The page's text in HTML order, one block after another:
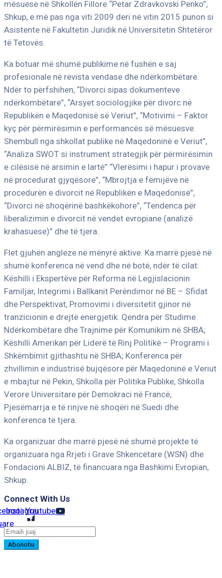
mësuese në Shkollën Fillore “Petar Zdravkovski Penko”,
Shkup, e më pas nga viti 2009 deri në vitin 2015 punon si
Asistente në Fakultetin Juridik në Universitetin Shtetëror
të Tetovës.
Ka botuar më shumë publikime në fushën e saj
profesionale në revista vendase dhe ndërkombëtare.
Ndër to përfshihen, “Divorci sipas dokumenteve
ndërkombëtare”, “Arsyet sociologjike për divorc në
Republikën e Maqedonisë së Veriut”, “Motivimi – Faktor
kyç për përmirësimin e performancës së mësuesve:
Shembull nga shkollat publike në Maqedoninë e Veriut”,
“Analiza SWOT si instrument strategjik për përmirësimin
e cilësisë në arsimin e lartë” “Vlerësimi i hapur i provave
në procedurat gjyqësore”, “Mbrojtja e fëmijëve në
procedurën e divorcit në Republikën e Maqedonisë”,
“Divorci në shoqërinë bashkëkohore”, “Tendenca për
liberalizimin e divorcit në vendet evropiane (analizë
krahasuese)” dhe të tjera.
Flet gjuhën angleze në mënyrë aktive. Ka marrë pjesë në
shumë konferenca në vend dhe në botë, ndër të cilat:
Këshilli i Ekspertëve për Reforma në Legjislacionin
Familjar, Integrimi i Ballkanit Perëndimor në BE – Sfidat
dhe Perspektivat, Promovimi i diversitetit gjinor në
tranzicionin e drejtë energjetik. Qendra për Studime
Ndërkombëtare dhe Trajnime për Komunikim në SHBA;
Këshilli Amerikan për Liderë të Rinj Politikë – Programi i
Shkëmbimit gjithashtu në SHBA; Konferenca për
zhvillimin e industrisë bujqësore për Maqedoninë e Veriut
e mbajtur në Pekin, Shkolla për Politika Publike, Shkolla
Verore Universitare për Demokraci në Francë,
Pjesëmarrja e të rinjve në shoqëri në Suedi dhe
konferenca të tjera.
Ka organizuar dhe marrë pjesë në shumë projekte të
organizuara nga Rrjeti i Grave Shkencëtare (WSN) dhe
Fondacioni ALBIZ, të financuara nga Bashkimi Evropian,
Shkup.
Connect With Us
Instagram
Youtube